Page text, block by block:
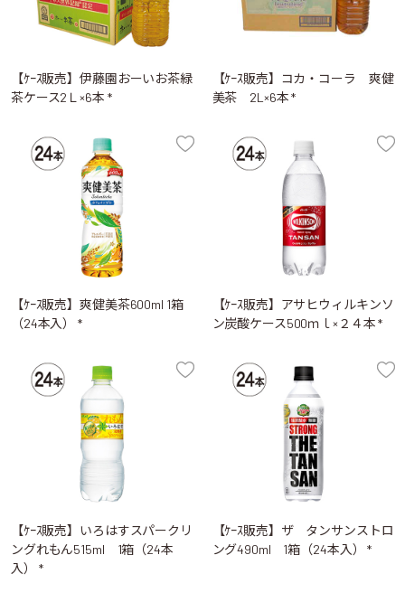
【ｹｰｽ販売】伊藤園おーいお茶緑
茶ケース2Ｌ×6本 *
【ｹｰｽ販売】コカ・コーラ 爽健
美茶 2L×6本 *
【ｹｰｽ販売】爽健美茶600ml 1箱
（24本入） *
【ｹｰｽ販売】アサヒウィルキンソ
ン炭酸ケース500ｍｌ×２４本 *
【ｹｰｽ販売】いろはすスパークリ
ングれもん515ml 1箱（24本
入） *
【ｹｰｽ販売】ザ タンサンストロ
ング490ml 1箱（24本入） *